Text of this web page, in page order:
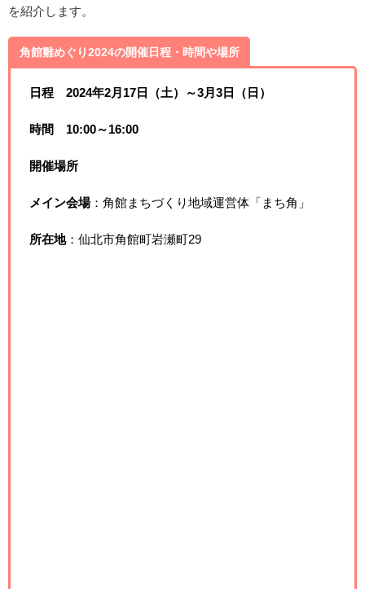
を紹介します。
角館雛めぐり2024の開催日程・時間や場所
日程 2024年2月17日（土）～3月3日（日）
時間 10:00～16:00
開催場所
メイン会場：角館まちづくり地域運営体「まち角」
所在地：仙北市角館町岩瀬町29